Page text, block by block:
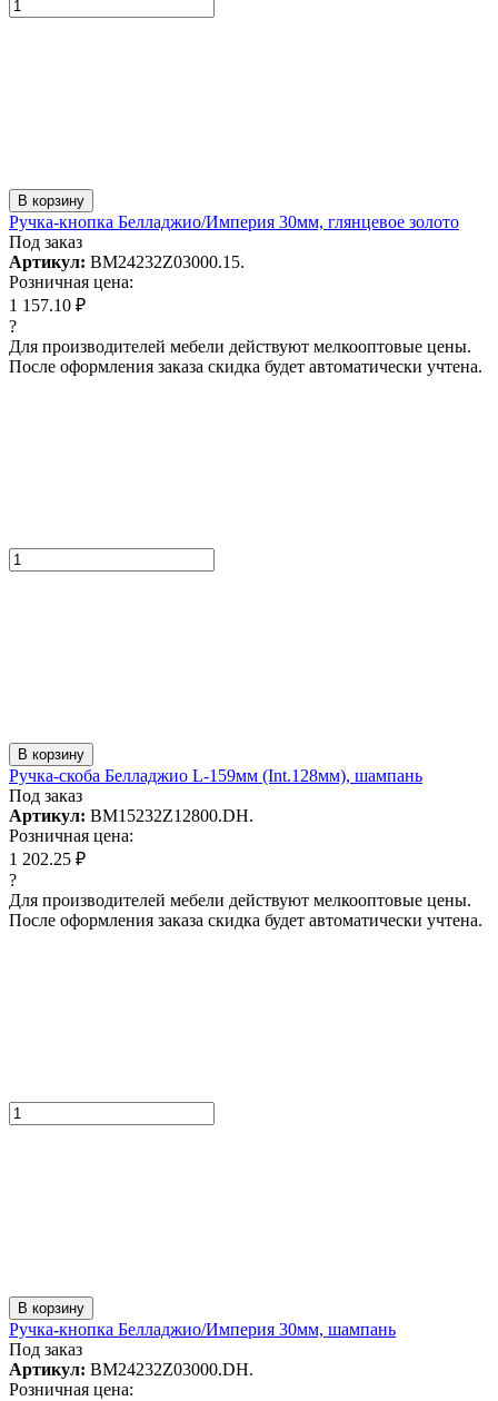
В корзину
Ручка-кнопка Белладжио/Империя 30мм, глянцевое золото
Под заказ
Артикул: BM24232Z03000.15.
Розничная цена:
1 157.10 ₽
?
Для производителей мебели действуют мелкооптовые цены.
После оформления заказа скидка будет автоматически учтена.
В корзину
Ручка-скоба Белладжио L-159мм (Int.128мм), шампань
Под заказ
Артикул: BM15232Z12800.DH.
Розничная цена:
1 202.25 ₽
?
Для производителей мебели действуют мелкооптовые цены.
После оформления заказа скидка будет автоматически учтена.
В корзину
Ручка-кнопка Белладжио/Империя 30мм, шампань
Под заказ
Артикул: BM24232Z03000.DH.
Розничная цена: